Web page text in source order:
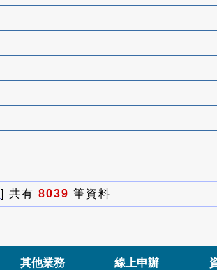
] 共有 8039 筆資料
其他業務 線上申辦